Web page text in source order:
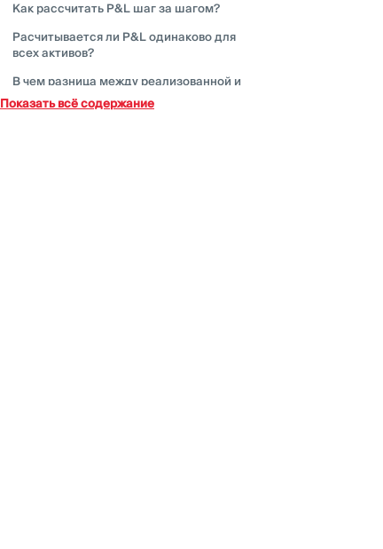
Как рассчитать P&L шаг за шагом?
Расчитывается ли P&L одинаково для
всехактивов?
В чем разница между реализованной и
нереализованной прибылью и
убытками?
Показать всё содержание